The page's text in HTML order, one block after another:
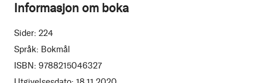
Informasjon om boka
Sider: 224
Språk: Bokmål
ISBN: 9788215046327